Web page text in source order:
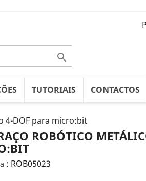

TUTORIAIS CONTACTOS
4-DOF para micro:bit
ROBÓTICO
: ROB05023